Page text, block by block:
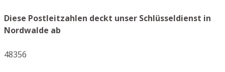
Diese Postleitzahlen deckt unser Schlüsseldienst in
Nordwalde ab
48356